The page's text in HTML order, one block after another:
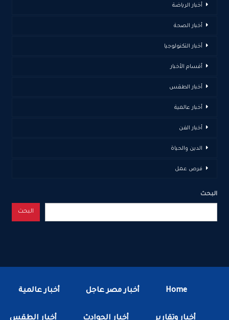
أخبار الرياضة
أخبار الصحة
أخبار التكنولوجيا
أقسام الأخبار
أخبار الطقس
أخبار عالمية
أخبار الفن
الدين والحياة
فرص عمل
البحث
البحث
Home أخبار مصر عاجل أخبار عالمية